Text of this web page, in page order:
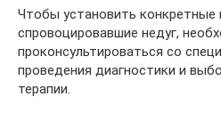
Чтобы установить конкретные
спровоцировавшие недуг,
проконсультироваться со
проведения диагностики и
терапии.